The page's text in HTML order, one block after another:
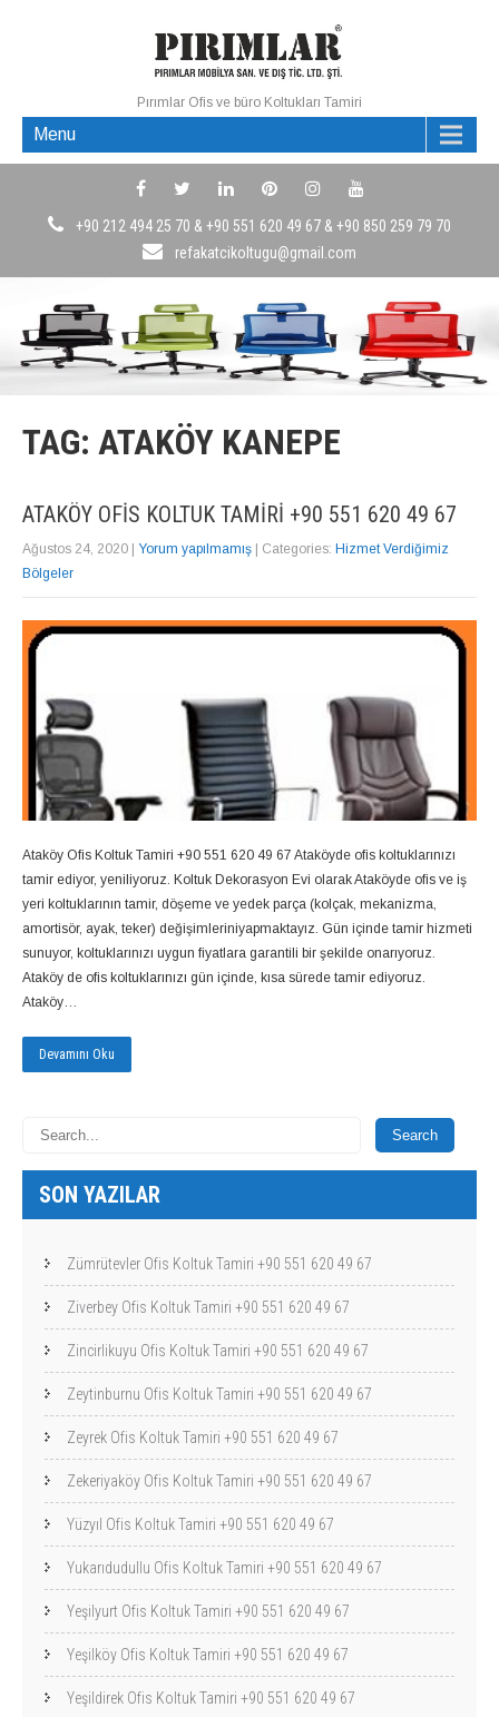
Pırımlar Ofis ve büro Koltukları Tamiri
Menu
+90 212 494 25 70 & +90 551 620 49 67 & +90 850 259 79 70
refakatcikoltugu@gmail.com
TAG: ATAKÖY KANEPE
ATAKÖY OFIS KOLTUK TAMIRI +90 551 620 49 67
Ağustos 24, 2020 | Yorum yapılmamış | Categories: Hizmet Verdiğimiz
Bölgeler
Ataköy Ofis Koltuk Tamiri +90 551 620 49 67 Ataköyde ofis koltuklarınızı
tamir ediyor, yeniliyoruz. Koltuk Dekorasyon Evi olarak Ataköyde ofis ve iş
yeri koltuklarının tamir, döşeme ve yedek parça (kolçak, mekanizma,
amortisör, ayak, teker) değişimleriniyapmaktayız. Gün içinde tamir hizmeti
sunuyor, koltuklarınızı uygun fiyatlara garantili bir şekilde onarıyoruz.
Ataköy de ofis koltuklarınızı gün içinde, kısa sürede tamir ediyoruz.
Ataköy…
Devamını Oku
SON YAZILAR
Zümrütevler Ofis Koltuk Tamiri +90 551 620 49 67
Ziverbey Ofis Koltuk Tamiri +90 551 620 49 67
Zincirlikuyu Ofis Koltuk Tamiri +90 551 620 49 67
Zeytinburnu Ofis Koltuk Tamiri +90 551 620 49 67
Zeyrek Ofis Koltuk Tamiri +90 551 620 49 67
Zekeriyaköy Ofis Koltuk Tamiri +90 551 620 49 67
Yüzyıl Ofis Koltuk Tamiri +90 551 620 49 67
Yukarıdudullu Ofis Koltuk Tamiri +90 551 620 49 67
Yeşilyurt Ofis Koltuk Tamiri +90 551 620 49 67
Yeşilköy Ofis Koltuk Tamiri +90 551 620 49 67
Yeşildirek Ofis Koltuk Tamiri +90 551 620 49 67